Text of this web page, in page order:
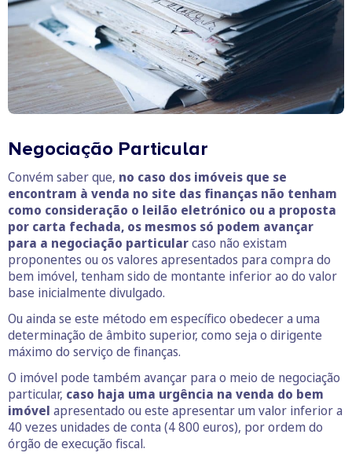
Negociação Particular
Convém saber que, no caso dos imóveis que se
encontram à venda no site das finanças não tenham
como consideração o leilão eletrónico ou a proposta
por carta fechada, os mesmos só podem avançar
para a negociação particularcaso não existam
proponentes ou os valores apresentados para compra do
bem imóvel, tenham sido de montante inferior ao do valor
base inicialmente divulgado.
Ou ainda se este método em específico obedecer a uma
determinação de âmbito superior, como seja o dirigente
máximo do serviço de finanças.
O imóvel pode também avançar para o meio de negociação
particular, caso haja uma urgência na venda do bem
imóvel apresentado ou este apresentar um valor inferior a
40 vezes unidades de conta (4 800 euros), por ordem do
órgão de execução fiscal.